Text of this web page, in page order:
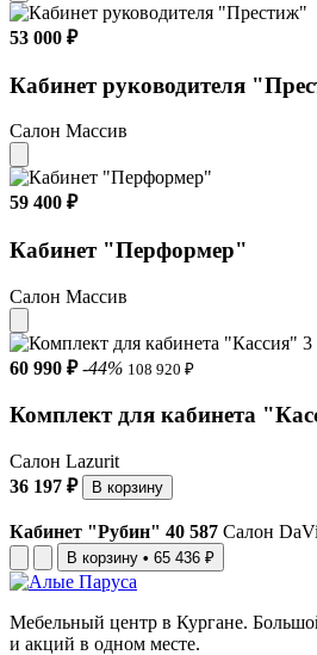
ЛДСП 16 и 22 мм
Вес: 80 кг
Объём: 0.180 м3
53 000 ₽
Кабинет руководителя
Салон Массив
59 400 ₽
Кабинет "Перформер"
Салон Массив
60 990 ₽ -44% 108 920 ₽
Комплект для кабинета
Салон Lazurit
36 197 ₽
В корзину
Кабинет "Рубин" 40 587 Салон
В корзину • 65 436 ₽
Мебельный центр в Кургане.
и акций в одном месте.